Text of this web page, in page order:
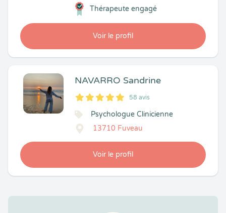
Voir le profil
Thérapeute engagé
NAVARRO Sandrine
5
1
5
58 58 avis
Psychologue Clinicienne
13710 Fuveau
Voir le profil